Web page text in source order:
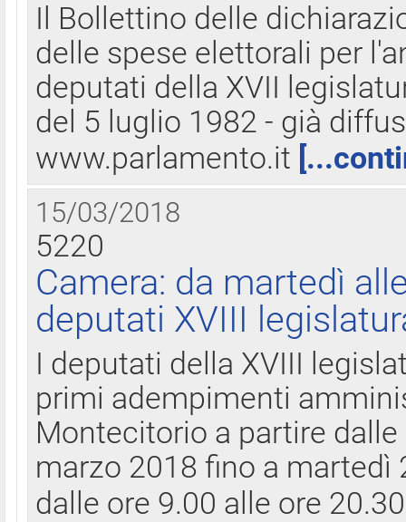
Il Bollettino delle
delle spese elettorali per
deputati della XVII
del 5 luglio 1982 - già
www.parlamento.it
15/03/2018
5220
Camera: da martedì
deputati XVIII
I deputati della XVIII
primi adempimenti
Montecitorio a partire
marzo 2018 fino a
dalle ore 9.00 alle ore